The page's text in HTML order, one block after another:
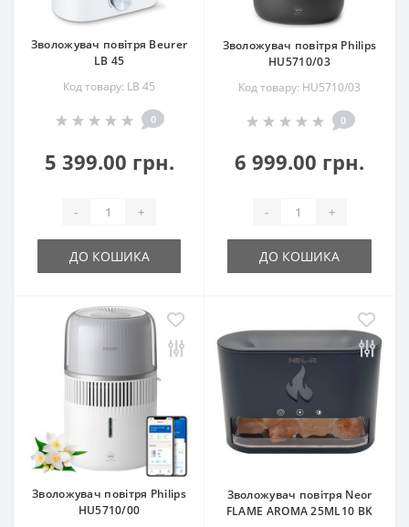
Зволожувач повітря Beurer
LB 45
Код товару: LB 45
0
5 399.00 грн.
- +
ДО КОШИКА
Зволожувач повітря Philips
HU5710/03
Код товару: HU5710/03
0
6 999.00 грн.
- +
ДО КОШИКА
Зволожувач повітря Philips
HU5710/00
Зволожувач повітря Neor
FLAME AROMA 25ML10 BK